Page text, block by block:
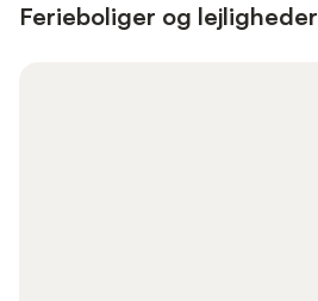
Ferieboliger og